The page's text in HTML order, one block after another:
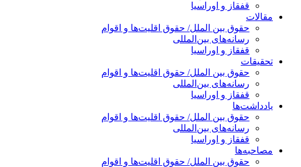
قفقاز و اوراسیا
مقالات
حقوق بین الملل/ حقوق اقلیت‌ها و اقوام
رسانه‌های بین‌المللی
قفقاز و اوراسیا
تحقیقات
حقوق بین الملل/ حقوق اقلیت‌ها و اقوام
رسانه‌های بین‌المللی
قفقاز و اوراسیا
یادداشت‌ها
حقوق بین الملل/ حقوق اقلیت‌ها و اقوام
رسانه‌های بین‌المللی
قفقاز و اوراسیا
مصاحبه‌ها
حقوق بین الملل/ حقوق اقلیت‌ها و اقوام